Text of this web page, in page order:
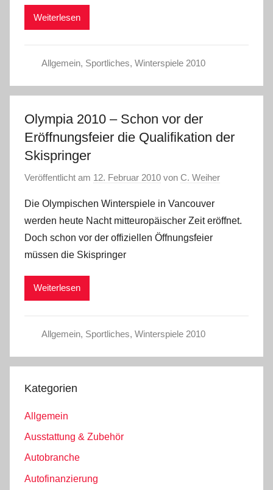
Weiterlesen
Allgemein, Sportliches, Winterspiele 2010
Olympia 2010 – Schon vor der
Eröffnungsfeier die Qualifikation der
Skispringer
Veröffentlicht am 12. Februar 2010 von C. Weiher
Die Olympischen Winterspiele in Vancouver
werden heute Nacht mitteuropäischer Zeit eröffnet.
Doch schon vor der offiziellen Öffnungsfeier
müssen die Skispringer
Weiterlesen
Allgemein, Sportliches, Winterspiele 2010
Kategorien
Allgemein
Ausstattung & Zubehör
Autobranche
Autofinanzierung